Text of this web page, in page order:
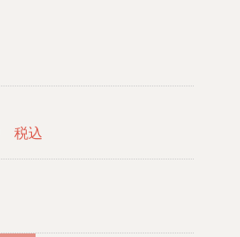
税込